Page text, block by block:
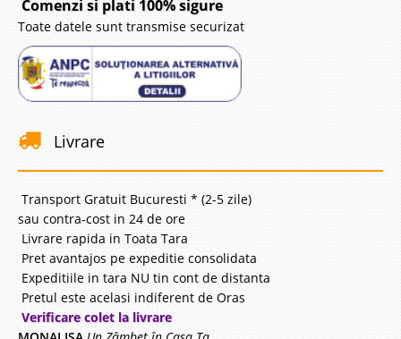
Comenzi si plati 100% sigure
Toate datele sunt transmise securizat
Livrare
Transport Gratuit Bucuresti * (2-5 zile)
sau contra-cost in 24 de ore
Livrare rapida in Toata Tara
Pret avantajos pe expeditie consolidata
Expeditiile in tara NU tin cont de distanta
Pretul este acelasi indiferent de Oras
Verificare colet la livrare